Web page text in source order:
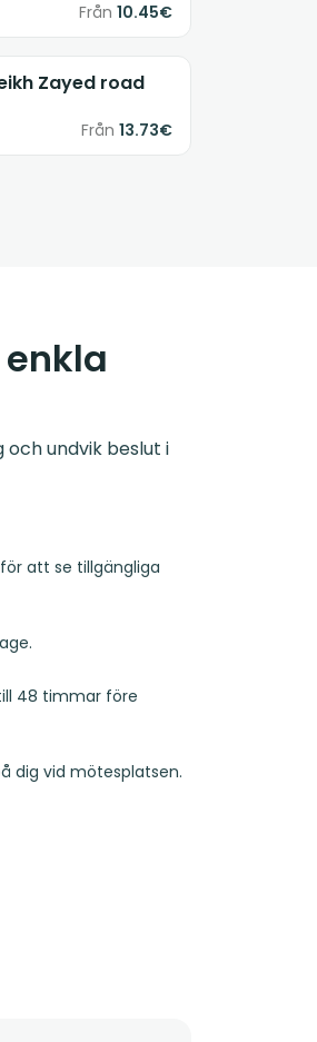
Från 10.45€
Zayed road
Från 13.73€
undvik beslut i
att se tillgängliga
48 timmar före
dig vid mötesplatsen.